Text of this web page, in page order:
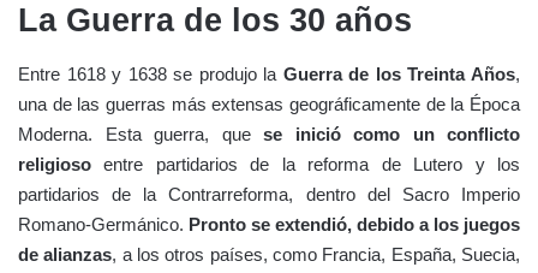
La Guerra de los 30 años
Entre 1618 y 1638 se produjo la Guerra de los Treinta Años,
una de las guerras más extensas geográficamente de la Época
Moderna. Esta guerra, que se inició como un conflicto
religioso entre partidarios de la reforma de Lutero y los
partidarios de la Contrarreforma, dentro del Sacro Imperio
Romano-Germánico. Pronto se extendió, debido a los juegos
de alianzas, a los otros países, como Francia, España, Suecia,